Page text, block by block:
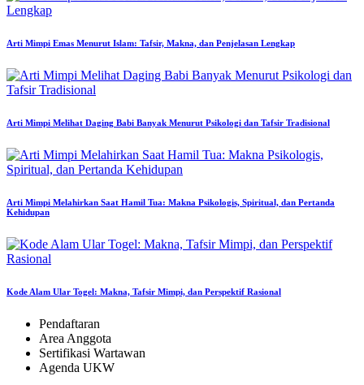
Arti Mimpi Emas Menurut Islam: Tafsir, Makna, dan Penjelasan Lengkap
Arti Mimpi Melihat Daging Babi Banyak Menurut Psikologi dan Tafsir Tradisional
Arti Mimpi Melahirkan Saat Hamil Tua: Makna Psikologis, Spiritual, dan Pertanda
Kehidupan
Kode Alam Ular Togel: Makna, Tafsir Mimpi, dan Perspektif Rasional
Pendaftaran
Area Anggota
Sertifikasi Wartawan
Agenda UKW